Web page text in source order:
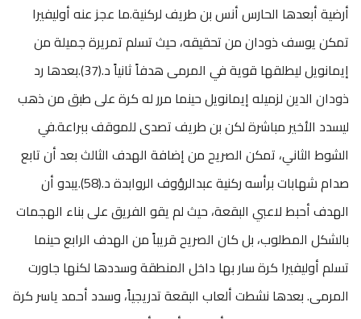
أرضية أبعدها الحارس أنس بن طريف لركنية.ما عجز عنه أوليفيرا
تمكن يوسف ذودان من تحقيقه، حيث تسلم تمريرة جميلة من
إيمانويل ليطلقها قوية في المرمى هدفاً ثانياً د.(37).بعدها رد
ذودان الدين لزميله إيمانويل حينما مرر له كرة على طبق من ذهب
ليسدد الأخير مباشرة لكن بن طريف تصدى للموقف ببراعة.في
الشوط الثاني، تمكن الصريح من إضافة الهدف الثالث بعد أن تابع
صدام شهابات برأسه ركنية عبدالرؤوف الروابدة د.(58).يبدو أن
الهدف أحبط لاعبي البقعة، حيث لم يقو الفريق على بناء الهجمات
بالشكل المطلوب، بل كان الصريح قريباً من الهدف الرابع حينما
تسلم أوليفيرا كرة سار بها داخل المنطقة وسددها لكنها جاورت
المرمى. بعدها نشطت ألعاب البقعة تدريجياً، وسدد أحمد ياسر كرة